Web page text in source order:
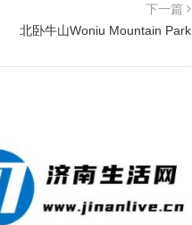
下一篇
北卧牛山Woniu Mountain Park